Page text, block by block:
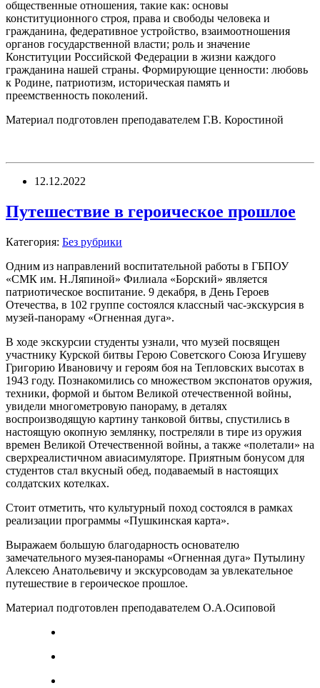
общественные отношения, такие как: основы
конституционного строя, права и свободы человека и
гражданина, федеративное устройство, взаимоотношения
органов государственной власти; роль и значение
Конституции Российской Федерации в жизни каждого
гражданина нашей страны. Формирующие ценности: любовь
к Родине, патриотизм, историческая память и
преемственность поколений.
Материал подготовлен преподавателем Г.В. Коростиной
12.12.2022
Путешествие в героическое прошлое
Категория: Без рубрики
Одним из направлений воспитательной работы в ГБПОУ
«СМК им. Н.Ляпиной» Филиала «Борский» является
патриотическое воспитание. 9 декабря, в День Героев
Отечества, в 102 группе состоялся классный час-экскурсия в
музей-панораму «Огненная дуга».
В ходе экскурсии студенты узнали, что музей посвящен
участнику Курской битвы Герою Советского Союза Игушеву
Григорию Ивановичу и героям боя на Тепловских высотах в
1943 году. Познакомились со множеством экспонатов оружия,
техники, формой и бытом Великой отечественной войны,
увидели многометровую панораму, в деталях
воспроизводящую картину танковой битвы, спустились в
настоящую окопную землянку, постреляли в тире из оружия
времен Великой Отечественной войны, а также «полетали» на
сверхреалистичном авиасимуляторе. Приятным бонусом для
студентов стал вкусный обед, подаваемый в настоящих
солдатских котелках.
Стоит отметить, что культурный поход состоялся в рамках
реализации программы «Пушкинская карта».
Выражаем большую благодарность основателю
замечательного музея-панорамы «Огненная дуга» Путылину
Алексею Анатольевичу и экскурсоводам за увлекательное
путешествие в героическое прошлое.
Материал подготовлен преподавателем О.А.Осиповой